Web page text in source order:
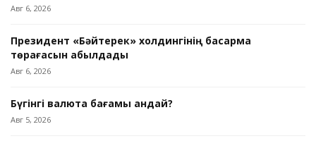
Авг 6, 2026
Президент «Бәйтерек» холдингінің басқарма
төрағасын қабылдады
Авг 6, 2026
Бүгінгі валюта бағамы қандай?
Авг 5, 2026